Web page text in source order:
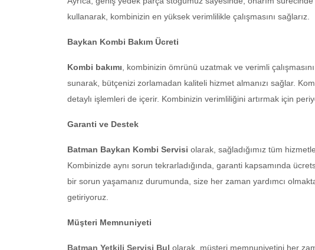
kullanarak, kombinizin en yüksek verimlilikle çalışmasını sağlarız.
Baykan Kombi Bakım Ücreti
Kombi bakımı , kombinizin ömrünü uzatmak ve verimli
sunarak, bütçenizi zorlamadan kaliteli hizmet almanızı sağlar.
detaylı işlemleri de içerir. Kombinizin verimliliğini artırmak için
Garanti ve Destek
Batman Baykan Kombi Servisi olarak, sağladığımız tüm
Kombinizde aynı sorun tekrarladığında, garanti kapsamında
bir sorun yaşamanız durumunda, size her zaman yardımcı
getiriyoruz.
Müşteri Memnuniyeti
Batman Yetkili Servisi Bul olarak, müşteri memnuniyetini her